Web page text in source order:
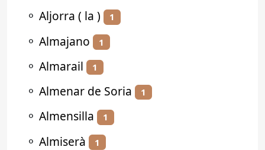
⚬ Aljorra ( la ) 1
⚬ Almajano 1
⚬ Almarail 1
⚬ Almenar de Soria 1
⚬ Almensilla 1
⚬ Almiserà 1